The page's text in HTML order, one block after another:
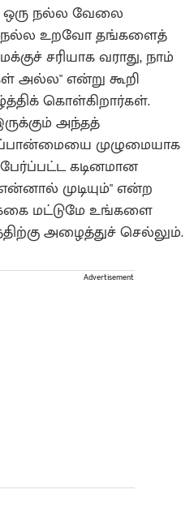
ஒரு நல்ல வேலை
நல்ல உறவோ தங்களைத்
சரியாக வராது, நாம்
அல்ல" என்று கூறி
கொள்கிறார்கள்.
அந்தத்
முழுமையாக
கடினமான
முடியும்" என்ற
மட்டுமே உங்களை
அழைத்துச் செல்லும்.
Advertisement